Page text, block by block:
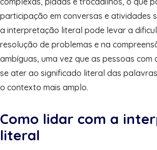
participação em conversas e atividades
a interpretação literal pode levar a
resolução de problemas e na
ambíguas, uma vez que as pessoas com
se ater ao significado literal das
o contexto mais amplo.
Como lidar com a
literal